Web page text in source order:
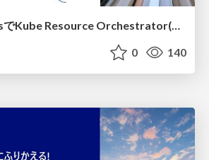
EKS Capabilitiesで Kube Resource Orchestrator(KRO)を試してみた！
0 140